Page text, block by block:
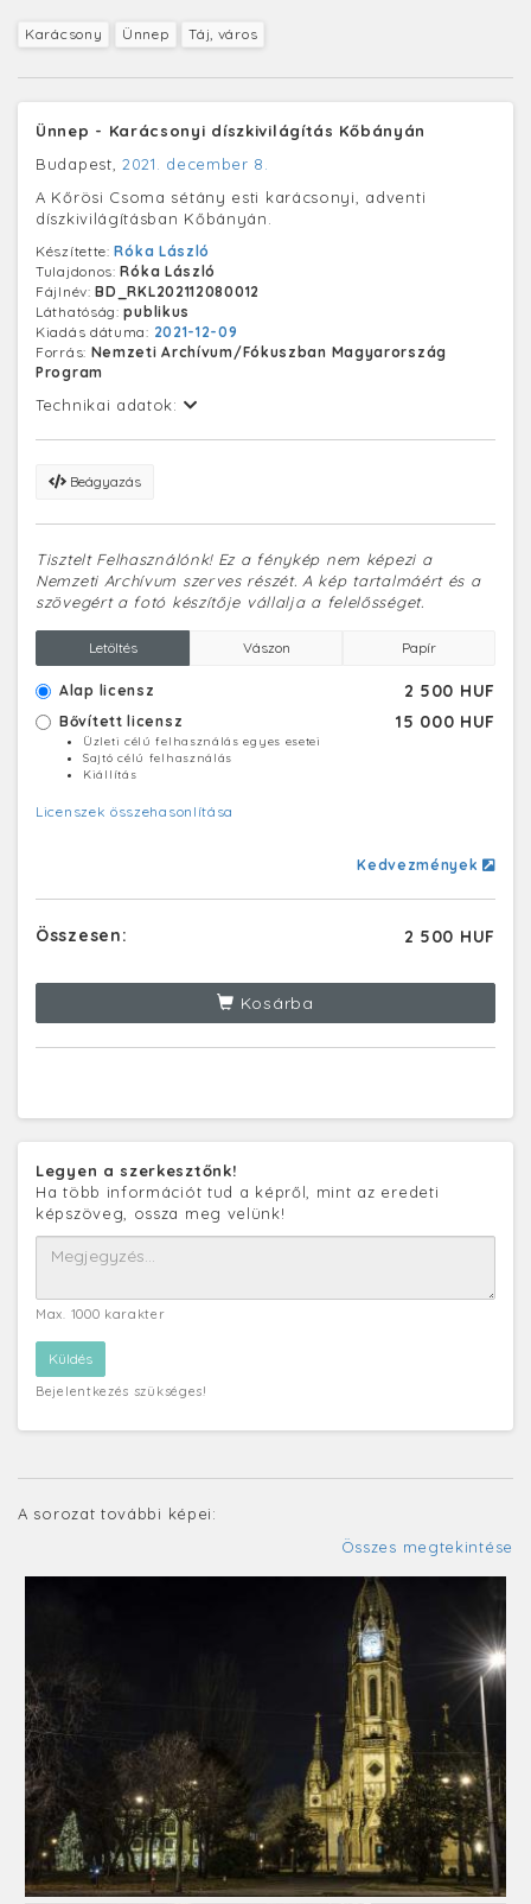
Karácsony Ünnep Táj, város
Ünnep - Karácsonyi díszkivilágítás Kőbányán
Budapest, 2021. december 8.
A Kőrösi Csoma sétány esti karácsonyi, adventi
díszkivilágításban Kőbányán.
Készítette:Róka László
Tulajdonos:Róka László
Fájlnév:BD_RKL202112080012
Láthatóság:publikus
Kiadás dátuma: 2021-12-09
Forrás: Nemzeti Archívum/Fókuszban Magyarország
Program
Technikai adatok:
Beágyazás
Tisztelt Felhasználónk! Ez a fénykép nem képezi a
Nemzeti Archívum szerves részét. A kép tartalmáért és a
szövegért a fotó készítője vállalja a felelősséget.
Letöltés Vászon Papír
Alap licensz 2 500 HUF
Bővített licensz 15 000 HUF
Üzleti célú felhasználás egyes esetei
Sajtó célú felhasználás
Kiállítás
Licenszek összehasonlítása
Kedvezmények
Összesen: 2 500 HUF
Kosárba
Legyen a szerkesztőnk!
Ha több információt tud a képről, mint az eredeti
képszöveg, ossza meg velünk!
Max. 1000 karakter
Bejelentkezés szükséges!
A sorozat további képei:
Összes megtekintése